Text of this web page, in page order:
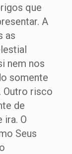
que
A
as
nem nos
somente
Outro risco
de
ira. O
Seus